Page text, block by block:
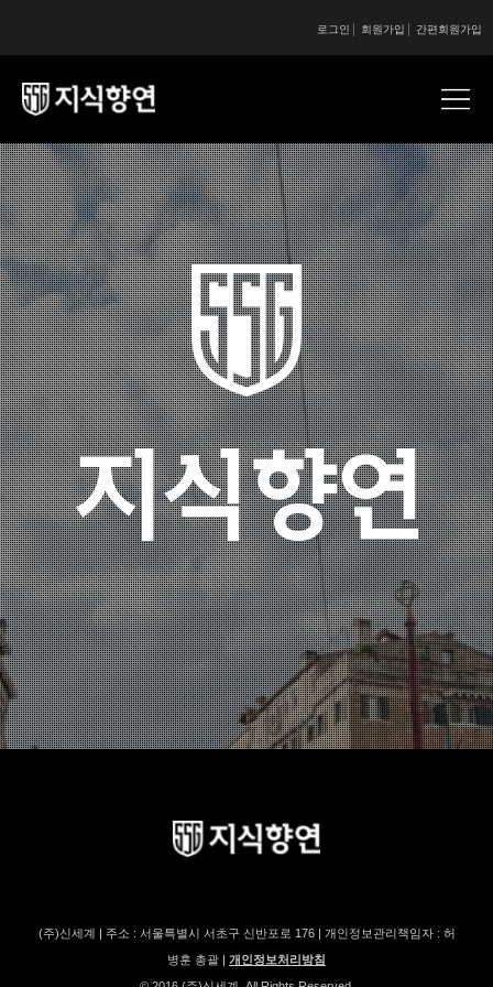
간편회원가입
회원가입
로그인
콘텐츠 시작
(주)신세계 | 주소 : 서울특별시 서초구 신반포로 176 | 개인정보관리책임자 : 허
병훈 총괄 | 개인정보처리방침